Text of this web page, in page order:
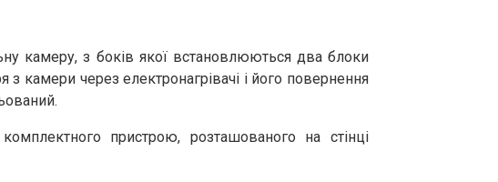
камеру, з боків якої встановлюються два блоки
з камери через електронагрівачі і його повернення
пристрою, розташованого на стінці